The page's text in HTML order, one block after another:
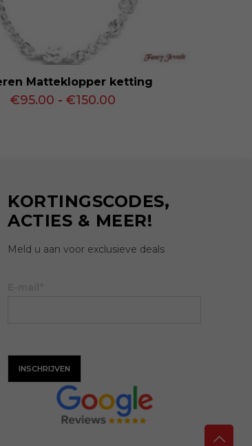
Matteklopper ketting
€95.00 - €150.00
KORTINGSCODES,
ACTIES & MEER!
Meld u aan voor exclusieve deals